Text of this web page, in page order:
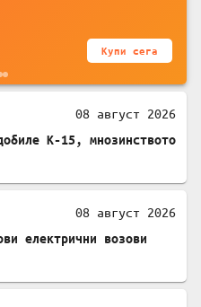
Купи сега
08 август 2026
К-15, мнозинството
08 август 2026
електрични возови